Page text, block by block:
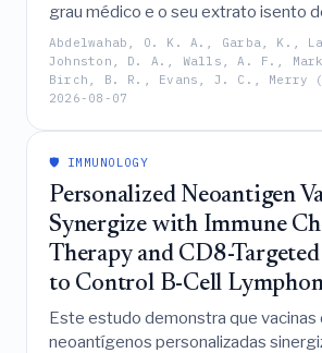
grau médico e o seu extrato isento
a desgranulação de mastócitos
Substância P ao suprimir a
um mecanismo sustentado por
elevados de MRGPRX2 em
Intersticial/Síndrome da Bexiga
estas preparações naturais como
terapêuticos promissores para o
inflamação da bexiga neurogênica.
Abdelwahab, O. K. A., Garba, K.,
Johnston, D. A., Walls, A. F.,
Birch, B. R., Evans, J. C., Merry
2026-08-07
🛡️ IMMUNOLOGY
Personalized Neoantigen
Synergize with Immune
Therapy and CD8-
to Control B-Cell
Este estudo demonstra que vacinas
neoantígenos personalizadas